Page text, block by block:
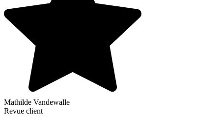
Mathilde Vandewalle
Revue client